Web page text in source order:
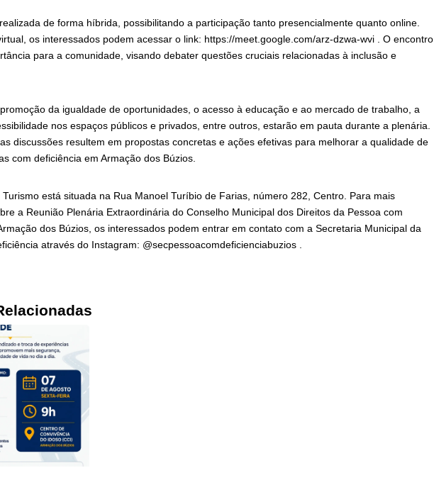
de forma híbrida, possibilitando a participação tanto presencialmente quanto online.
os interessados podem acessar o link: https://meet.google.com/arz-dzwa-wvi . O encontro
para a comunidade, visando debater questões cruciais relacionadas à inclusão e
da igualdade de oportunidades, o acesso à educação e ao mercado de trabalho, a
nos espaços públicos e privados, entre outros, estarão em pauta durante a plenária.
discussões resultem em propostas concretas e ações efetivas para melhorar a qualidade de
com deficiência em Armação dos Búzios.
Turismo está situada na Rua Manoel Turíbio de Farias, número 282, Centro. Para mais
a Reunião Plenária Extraordinária do Conselho Municipal dos Direitos da Pessoa com
dos Búzios, os interessados podem entrar em contato com a Secretaria Municipal da
através do Instagram: @secpessoacomdeficienciabuzios .